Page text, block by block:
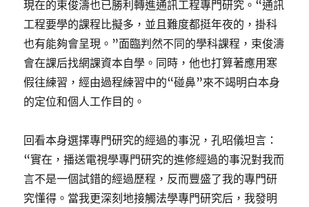
現在的束俊濤也已勝利轉進通訊工程專門研究。“通訊
工程要學的課程比擬多，並且難度都挺年夜的，掛科
也有能夠會呈現。”面臨判然不同的學科課程，束俊濤
會在課后找網課資本自學。同時，他也打算著應用寒
假往練習，經由過程練習中的“碰鼻”來不竭明白本身
的定位和個人工作目的。
回看本身選擇專門研究的經過的事況，孔昭儀坦言：
“實在，播送電視學專門研究的進修經過的事況對我而
言不是一個試錯的經過歷程，反而豐盛了我的專門研
究懂得。當我更深刻地接觸法學專門研究后，我發明